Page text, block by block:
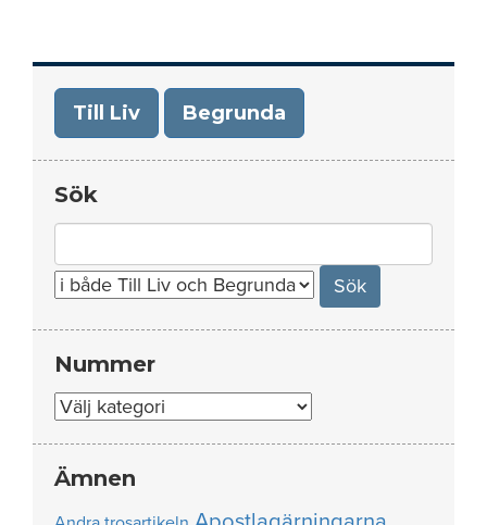
Till Liv Begrunda
Sök
for:
Nummer
Nummer
Ämnen